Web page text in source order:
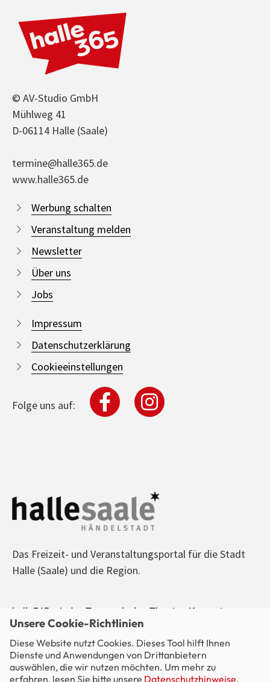
© AV-Studio GmbH
Mühlweg 41
D-06114 Halle (Saale)
termine@halle365.de
www.halle365.de
Werbung schalten
Veranstaltung melden
Newsletter
Über uns
Jobs
Impressum
Datenschutzerklärung
Cookieeinstellungen
Folge uns auf:
Das Freizeit- und Veranstaltungsportal für die Stadt
Halle (Saale) und die Region.
halle365 - Jeden Tag was los! - Theater, Konzerte,
Sport, Kino, Ausstellungen, Freizeit, Party - alle
Veranstaltungen im Blick.
Unsere Cookie-Richtlinien
Diese Website nutzt Cookies. Dieses Tool hilft Ihnen
Dienste und Anwendungen von Drittanbietern
auswählen, die wir nutzen möchten. Um mehr zu
erfahren, lesen Sie bitte unsere Datenschutzhinweise.